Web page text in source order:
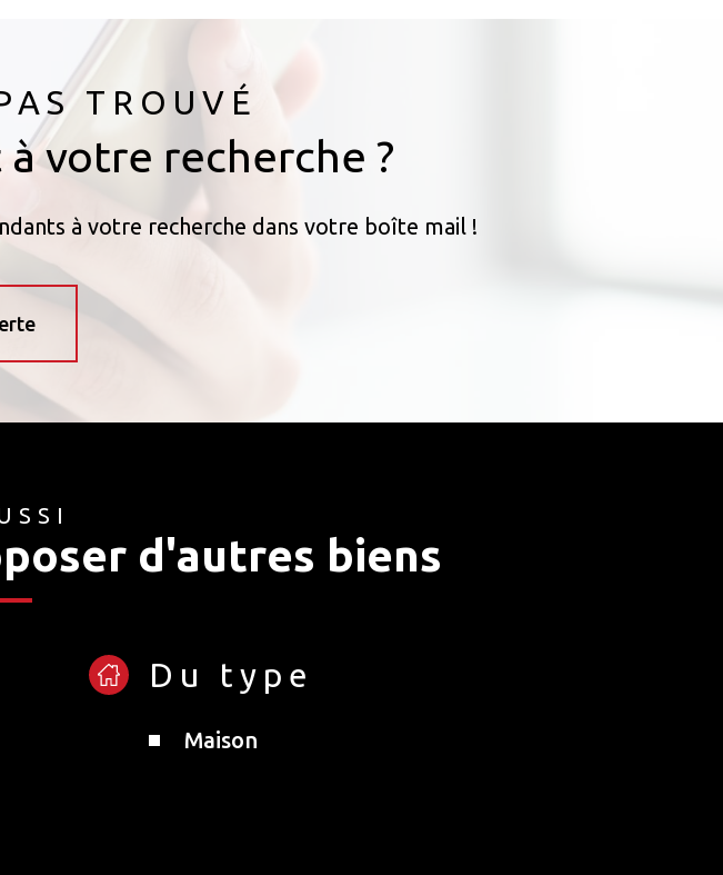
TROUVÉ
votre recherche ?
à votre recherche dans votre boîte mail !
d'autres biens
Du type
Maison